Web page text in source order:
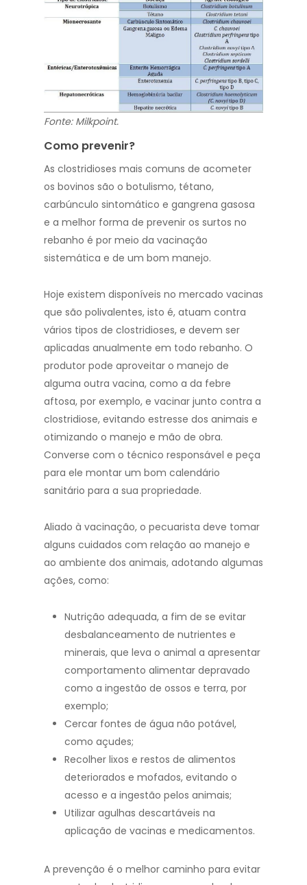
Fonte: Milkpoint.
Como prevenir?
As clostridioses mais comuns de acometer
os bovinos são o botulismo, tétano,
carbúnculo sintomático e gangrena gasosa
e a melhor forma de prevenir os surtos no
rebanho é por meio da vacinação
sistemática e de um bom manejo.
Hoje existem disponíveis no mercado vacinas
que são polivalentes, isto é, atuam contra
vários tipos de clostridioses, e devem ser
aplicadas anualmente em todo rebanho. O
produtor pode aproveitar o manejo de
alguma outra vacina, como a da febre
aftosa, por exemplo, e vacinar junto contra a
clostridiose, evitando estresse dos animais e
otimizando o manejo e mão de obra.
Converse com o técnico responsável e peça
para ele montar um bom calendário
sanitário para a sua propriedade.
Aliado à vacinação, o pecuarista deve tomar
alguns cuidados com relação ao manejo e
ao ambiente dos animais, adotando algumas
ações, como:
Nutrição adequada, a fim de se evitar
desbalanceamento de nutrientes e
minerais, que leva o animal a apresentar
comportamento alimentar depravado
como a ingestão de ossos e terra, por
exemplo;
Cercar fontes de água não potável,
como açudes;
Recolher lixos e restos de alimentos
deteriorados e mofados, evitando o
acesso e a ingestão pelos animais;
Utilizar agulhas descartáveis na
aplicação de vacinas e medicamentos.
A prevenção é o melhor caminho para evitar